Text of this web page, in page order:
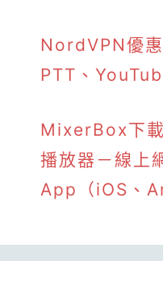
NordVPN優
PTT、
MixerBox下
播放器－線上
App（iOS、